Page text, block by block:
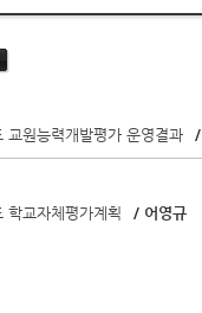
교원능력개발평가 운영결과
/
교자체평가계획
/ 어영규